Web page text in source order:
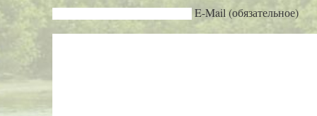
E-Mail (обязательное)